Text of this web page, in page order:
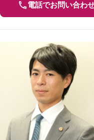
電話でお問い合わ